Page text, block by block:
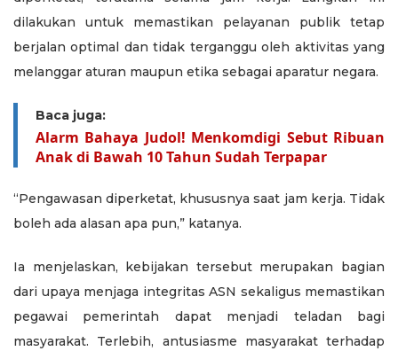
dilakukan untuk memastikan pelayanan publik tetap
berjalan optimal dan tidak terganggu oleh aktivitas yang
melanggar aturan maupun etika sebagai aparatur negara.
Baca juga:
Alarm Bahaya Judol! Menkomdigi Sebut Ribuan
Anak di Bawah 10 Tahun Sudah Terpapar
“Pengawasan diperketat, khususnya saat jam kerja. Tidak
boleh ada alasan apa pun,” katanya.
Ia menjelaskan, kebijakan tersebut merupakan bagian
dari upaya menjaga integritas ASN sekaligus memastikan
pegawai pemerintah dapat menjadi teladan bagi
masyarakat. Terlebih, antusiasme masyarakat terhadap